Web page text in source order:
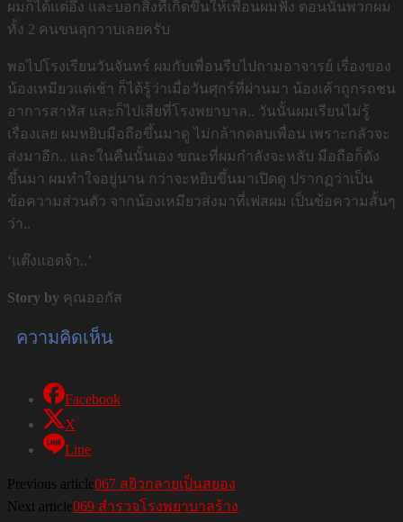
ผมก็ได้แต่อึ้ง และบอกสิ่งที่เกิดขึ้นให้เพื่อนผมฟัง ตอนนั้นพวกผม
ทั้ง 2 คนขนลุกวาบเลยครับ
พอไปโรงเรียนวันจันทร์ ผมกับเพื่อนรีบไปถามอาจารย์ เรื่องของ
น้องเหมียวแต่เช้า ก็ได้รู้ว่าเมื่อวันศุกร์ที่ผ่านมา น้องเค้าถูกรถชน
อาการสาหัส และก็ไปเสียที่โรงพยาบาล.. วันนั้นผมเรียนไม่รู้
เรื่องเลย ผมหยิบมือถือขึ้นมาดู ไม่กล้ากดลบเพื่อน เพราะกลัวจะ
ส่งมาอีก.. และในคืนนั้นเอง ขณะที่ผมกำลังจะหลับ มือถือก็ดัง
ขึ้นมา ผมทำใจอยู่นาน กว่าจะหยิบขึ้นมาเปิดดู ปรากฏว่าเป็น
ข้อความส่วนตัว จากน้องเหมียวส่งมาที่เฟสผม เป็นข้อความสั้นๆ
ว่า..
‘แต๊งแอดจ้า..’
Story by คุณออกัส
ความคิดเห็น
Facebook
X
Line
Previous article067 สยิวกลายเป็นสยอง
Next article069 สำรวจโรงพยาบาลร้าง